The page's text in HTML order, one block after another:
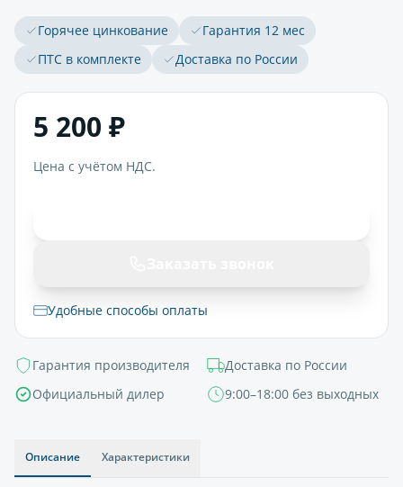
Горячее цинкование
Гарантия 12 мес
ПТС в комплекте
Доставка по России
5 200 ₽
Цена с учётом НДС.
Удобные способы оплаты
Гарантия производителя
Доставка по России
Официальный дилер
9:00–18:00 без выходных
Описание Характеристики